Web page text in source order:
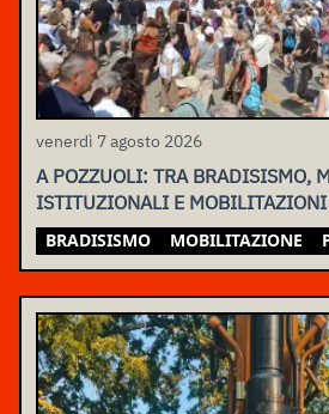
venerdì 7 agosto 2026
A POZZUOLI: TRA BRADISISMO,
ISTITUZIONALI E
BRADISISMO MOBILITAZIONE